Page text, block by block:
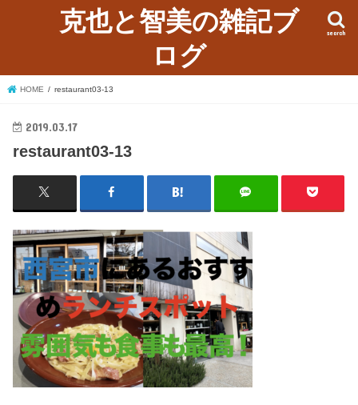
克也と智美の雑記ブ
ログ
search
HOME restaurant03-13
2019.03.17
restaurant03-13